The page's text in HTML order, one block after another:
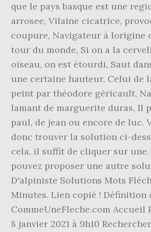
que le pays basque est une
arrosee, Vilaine cicatrice,
coupure, Navigateur à lorigine
tour du monde, Si on a la
oiseau, on est étourdi, Saut
une certaine hauteur, Celui de
peint par théodore géricault,
lamant de marguerite duras, Il
paul, de jean ou encore de luc.
donc trouver la solution ci-
cela, il suffit de cliquer sur
pouvez proposer une autre
D'alpiniste Solutions Mots
Minutes. Lien copié ! Définition
CommeUneFleche.com Accueil
8 janvier 2021 à 9h10